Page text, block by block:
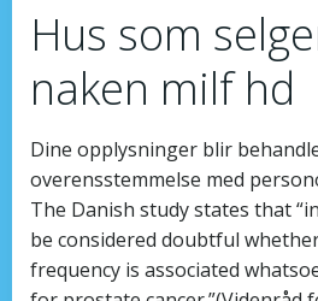
Hus som
naken milf hd
Dine opplysninger blir
overensstemmelse med
The Danish study states that
be considered doubtful
frequency is associated